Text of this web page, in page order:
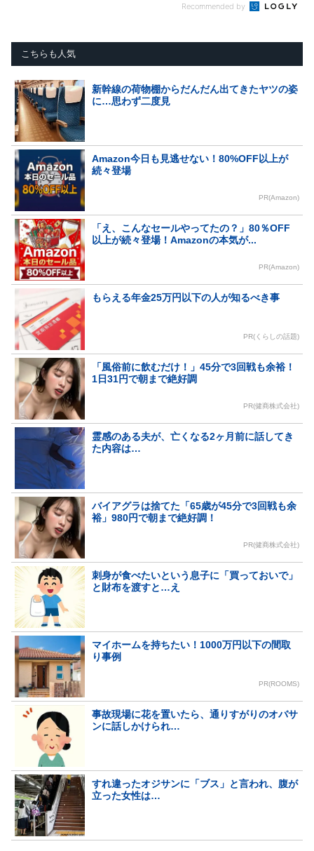
Recommended by
こちらも人気
新幹線の荷物棚からだんだん出てきたヤツの姿
に…思わず二度見
Amazon今日も見逃せない！80%OFF以上が
続々登場
PR(Amazon)
「え、こんなセールやってたの？」80％OFF
以上が続々登場！Amazonの本気が...
PR(Amazon)
もらえる年金25万円以下の人が知るべき事
PR(くらしの話題)
「風俗前に飲むだけ！」45分で3回戦も余裕！
1日31円で朝まで絶好調
PR(健商株式会社)
霊感のある夫が、亡くなる2ヶ月前に話してき
た内容は…
バイアグラは捨てた「65歳が45分で3回戦も余
裕」980円で朝まで絶好調！
PR(健商株式会社)
刺身が食べたいという息子に「買っておいで」
と財布を渡すと…え
マイホームを持ちたい！1000万円以下の間取
り事例
PR(ROOMS)
事故現場に花を置いたら、通りすがりのオバサ
ンに話しかけられ…
すれ違ったオジサンに「ブス」と言われ、腹が
立った女性は…